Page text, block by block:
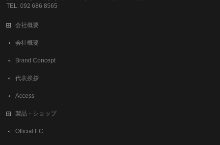
TEL: 092 686 8565
会社概要
会社概要
Brand Concept
代表挨拶
Access
製品・ショップ
Official EC